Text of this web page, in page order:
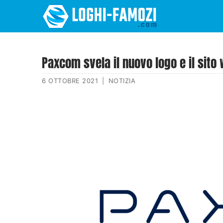
Paxcom svela il nuovo logo e il sito
6 OTTOBRE 2021 NOTIZIA